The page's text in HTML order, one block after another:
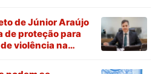
de Júnior Araújo
de proteção para
violência na